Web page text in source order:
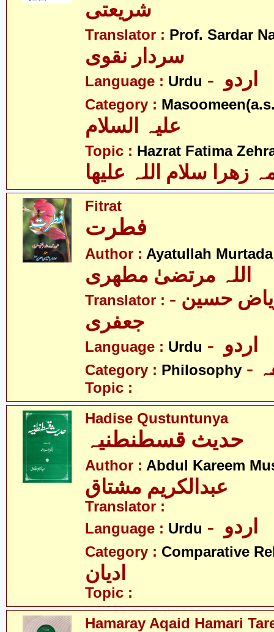
شریعتی
Translator : Prof. Sardar
سردار نقوی
Language : Urdu
Category :
Topic : Hazrat Fatima
زھرا سلام اللہ علیھا
Fitrat
Author : Ayatullah
اللہ مرتضیٰ مطھری
Translator : - مولانا ریاض حسین
جعفری
Language : Urdu
Category : Philosophy
Topic :
Hadise Qustuntunya
Author : Abdul Kareem
عبدالکریم مشتاق
Translator :
Language : Urdu
Category : Comparative
ادیان
Topic :
Hamaray Aqaid Hamari